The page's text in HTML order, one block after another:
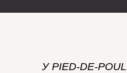
У PIED-DE-